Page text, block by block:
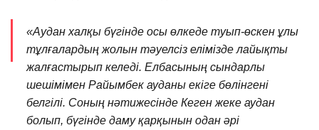
«Аудан халқы бүгінде осы өлкеде туып-өскен ұлы
тұлғалардың жолын тәуелсіз елімізде лайықты
жалғастырып келеді. Елбасының сындарлы
шешімімен Райымбек ауданы екіге бөлінгені
белгілі. Соның нәтижесінде Кеген жеке аудан
болып, бүгінде даму қарқынын одан әрі